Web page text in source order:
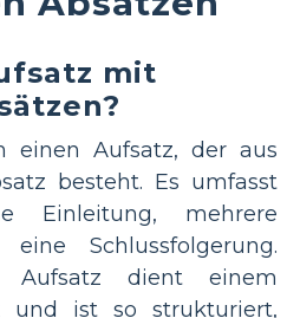
mit
einen Aufsatz, der aus
besteht. Es umfasst
Einleitung, mehrere
Schlussfolgerung.
dient einem
und ist so strukturiert,